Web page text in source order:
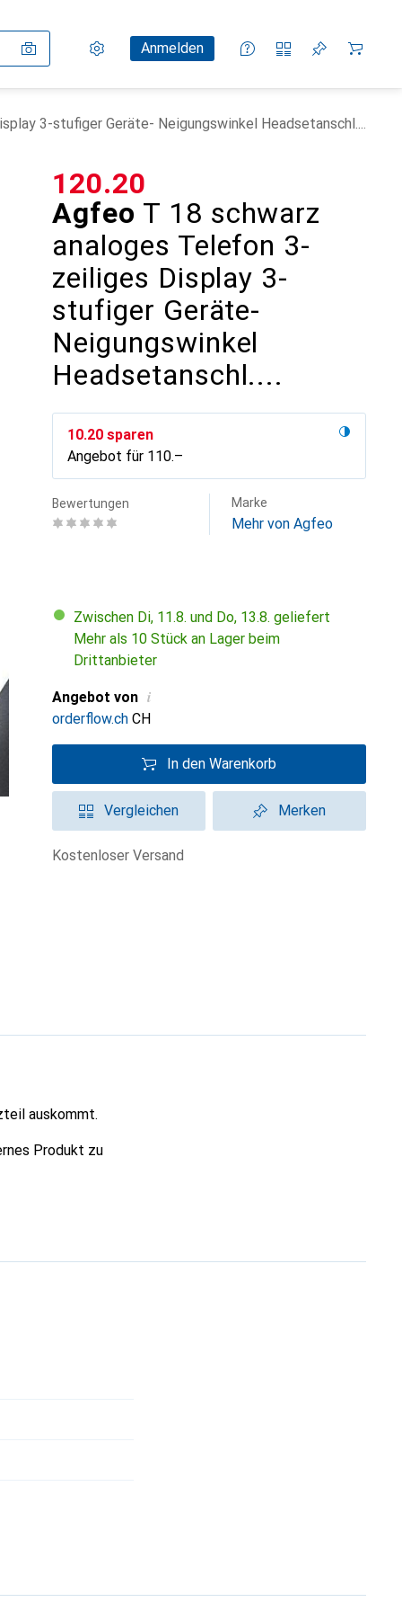
Einstellungen
KundenkontoAnmelden
Vergleichslisten
Merklisten
Warenkorb
3-stufiger Geräte- Neigungswinkel Headsetanschl....
Agfeo T 18 schwarz
analoges Telefon 3-
zeiliges Display 3-
stufiger Geräte-
Neigungswinkel
Headsetanschl....
CHF
120.20
CHF
10.20 sparen
Angebot für CHF
110.–
Bewertungen Marke
Mehr von Agfeo
Zwischen Di, 11.8. und Do, 13.8. geliefert
Mehr als 10 Stück an Lager beim
Drittanbieter
Angebot von i
orderflow.ch CH
In den Warenkorb
Vergleichen Merken
kostenloser Versand
auskommt.
Produkt zu